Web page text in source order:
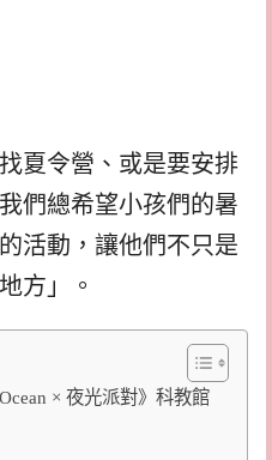
夏令營、或是要安排
們總希望小孩們的暑
活動，讓他們不只是
方」。
× 夜光派對》科教館